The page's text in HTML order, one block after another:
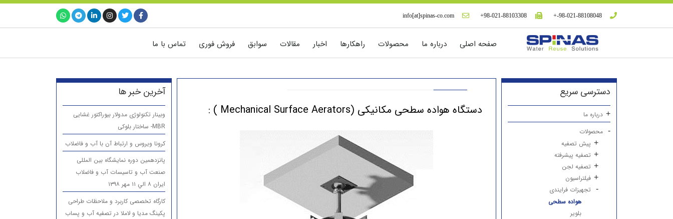
98-021-88108048-+
98-021-88103308+
info[at]spinas-co.com
صفحه اصلی درباره ما محصولات راهکارها اخبار مقالات سوابق فروش فوری تماس با ما
دسترسی سریع
درباره ما
محصولات
پیش تصفیه
تصفیه پیشرفته
تصفیه لجن
فیلتراسیون
تجهیزات فرایندی
هواده سطحی
بلویر
دستگاه هواده سطحی مکانیکی (Mechanical Surface Aerators ) :
آخرین خبر ها
وبینار تکنولوژی مدولار بیوراکتور غشایی
MBR- ساختار بلوکی
کرونا ویروس و ارتباط آن با آب و فاضلاب
پانزدهمين دوره نمایشگاه بین المللی
صنعت آب و تاسیسات آب و فاضلاب
ایران ۸ الي ۱۱ مهر ۱۳۹۸
کارگاه تخصصی کاربرد و ملاحظات طراحی
پکینگ مدیا و لاملا در تصفیه آب و پساب